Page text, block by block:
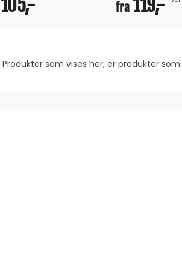
105,- fra119,-
Produkter som vises her, er produkter